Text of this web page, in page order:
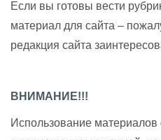
Если вы готовы вести
материал для сайта –
редакция сайта
ВНИМАНИЕ!!!
Использование материалов